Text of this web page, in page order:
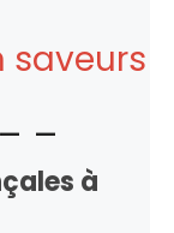
saveurs
à